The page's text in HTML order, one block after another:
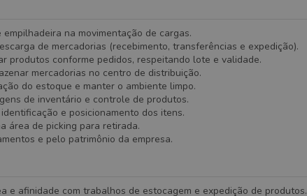
na movimentação de cargas.
de mercadorias (recebimento, transferências e expedição).
produtos conforme pedidos, respeitando lote e validade.
mercadorias no centro de distribuição.
do estoque e manter o ambiente limpo.
de inventário e controle de produtos.
e posicionamento dos itens.
área de picking para retirada.
e pelo patrimônio da empresa.
e afinidade com trabalhos de estocagem e expedição de produtos.